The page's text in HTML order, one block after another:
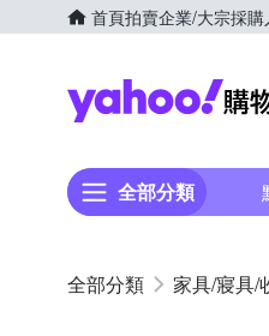
首頁拍賣企業/大宗採購
全部分類
家具/寢具/